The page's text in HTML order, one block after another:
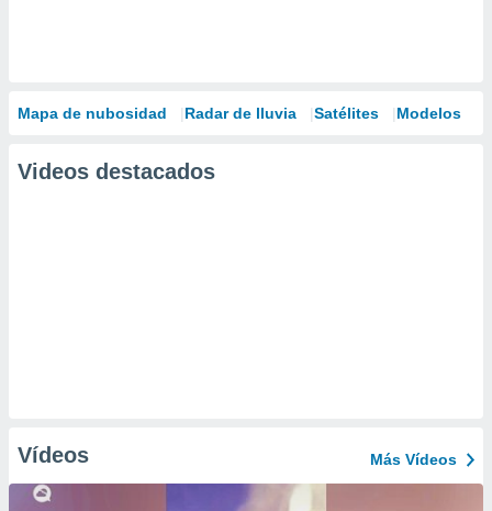
Mapa de nubosidad Radar de lluvia Satélites Modelos
Videos destacados
Vídeos Más Vídeos